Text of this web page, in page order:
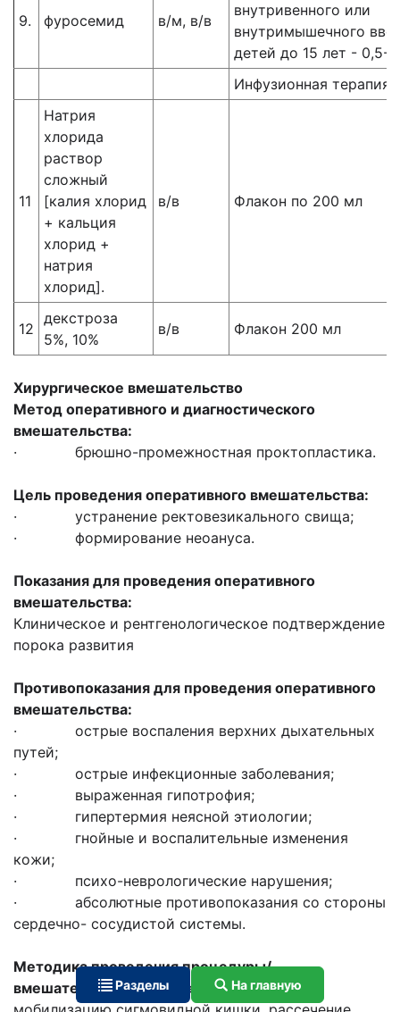
9. фуросемид в/м, в/в
внутривенного или
внутримышечного
детей до 15 лет - 0,5-
Инфузионная терапия
11
Натрия
хлорида
раствор
сложный
[калия хлорид
+ кальция
хлорид +
натрия
хлорид].
в/в Флакон по 200 мл
12
декстроза
5%, 10%
в/в Флакон 200 мл
Хирургическое вмешательство
Метод оперативного и диагностического
вмешательства:
· брюшно-промежностная проктопластика.
Цель проведения оперативного вмешательства:
· устранение ректовезикального свища;
· формирование неоануса.
Показания для проведения оперативного
вмешательства:
Клиническое и рентгенологическое подтверждение
порока развития
Противопоказания для проведения оперативного
вмешательства:
· острые воспаления верхних дыхательных
путей;
· острые инфекционные заболевания;
· выраженная гипотрофия;
· гипертермия неясной этиологии;
· гнойные и воспалительные изменения
кожи;
· психо-неврологические нарушения;
· абсолютные противопоказания со стороны
сердечно- сосудистой системы.
Методика проведения процедуры/
вмешательства: Включает лапаротомию,
Разделы На главную